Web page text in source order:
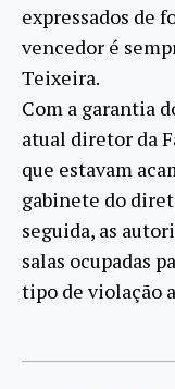
expressados de
vencedor é
Teixeira.
Com a garantia
atual diretor da
que estavam
gabinete do
seguida, as
salas ocupadas
tipo de violação